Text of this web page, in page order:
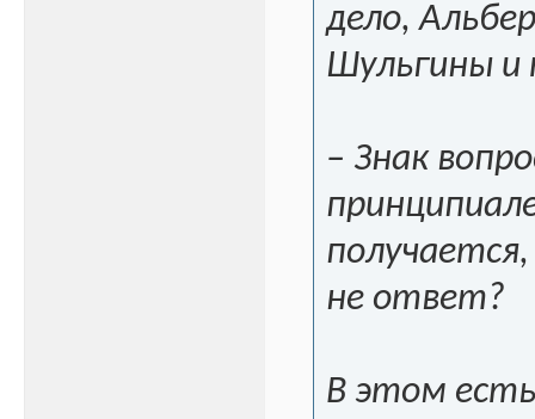
дело,
Шульгины и
– Знак
не ответ?
В этом